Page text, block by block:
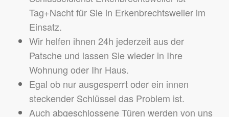
Tag+Nacht für Sie in Erkenbrechtsweiler im
Einsatz.
Wir helfen ihnen 24h jederzeit aus der
Patsche und lassen Sie wieder in Ihre
Wohnung oder Ihr Haus.
Egal ob nur ausgesperrt oder ein innen
steckender Schlüssel das Problem ist.
Auch abgeschlossene Türen werden von uns